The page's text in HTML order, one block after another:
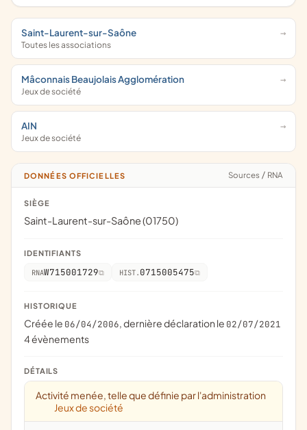
Saint-Laurent-sur-Saône
Toutes les associations
Mâconnais Beaujolais Agglomération
Jeux de société
AIN
Jeux de société
DONNÉES OFFICIELLES Sources / RNA
SIÈGE
Saint-Laurent-sur-Saône (01750)
IDENTIFIANTS
RNAW715001729 HIST. 0715005475
HISTORIQUE
Créée le 06/04/2006, dernière déclaration le 02/07/2021
4 évènements
DÉTAILS
Activité menée, telle que définie par l'administration
Jeux de société